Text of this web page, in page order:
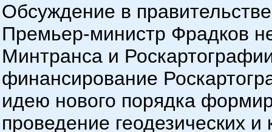
Обсуждение в
Премьер-министр Фрадков
Минтранса и
финансирование
идею нового порядка
проведение геодезических